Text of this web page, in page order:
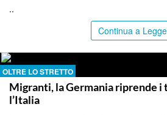
..
Continua a
OLTRE LO STRETTO
Migranti, la Germania riprende
l’Italia